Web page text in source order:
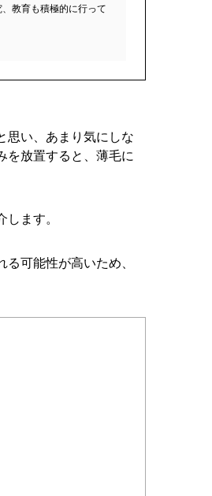
教育も積極的に行って
思い、あまり気にしな
を放置すると、薄毛に
ます。
可能性が高いため、